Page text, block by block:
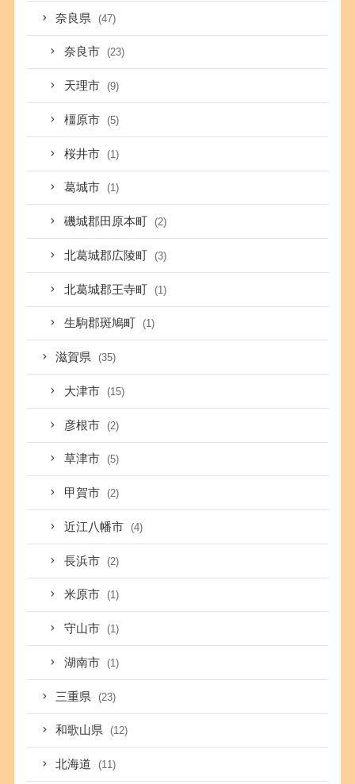
奈良県 (47)
奈良市 (23)
天理市 (9)
橿原市 (5)
桜井市 (1)
葛城市 (1)
磯城郡田原本町 (2)
北葛城郡広陵町 (3)
北葛城郡王寺町 (1)
生駒郡斑鳩町 (1)
滋賀県 (35)
大津市 (15)
彦根市 (2)
草津市 (5)
甲賀市 (2)
近江八幡市 (4)
長浜市 (2)
米原市 (1)
守山市 (1)
湖南市 (1)
三重県 (23)
和歌山県 (12)
北海道 (11)